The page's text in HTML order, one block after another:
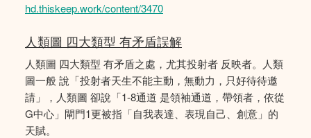
hd.thiskeep.work/content/3470
人類圖 四大類型 有矛盾誤解
人類圖 四大類型 有矛盾之處，尤其投射者 反映者。人類
圖一般 說「投射者天生不能主動，無動力，只好待待邀
請」，人類圖 卻說「1-8通道 是領袖通道，帶領者，依從
G中心」閘門1更被指「自我表達、表現自己、創意」的
天賦。